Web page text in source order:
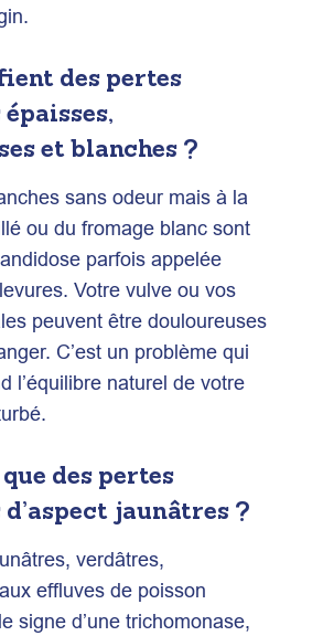
des pertes
et blanches ?
sans odeur mais à la
ou du fromage blanc sont
parfois appelée
Votre vulve ou vos
peuvent être douloureuses
C’est un problème qui
l’équilibre naturel de votre
des pertes
jaunâtres ?
verdâtres,
effluves de poisson
signe d’une trichomonase,